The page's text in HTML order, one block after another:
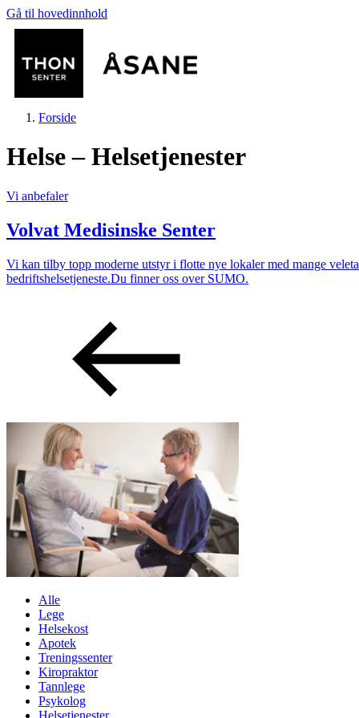
Gå til hovedinnhold
Butikker
Mat og drikke
Helse
Aktiviteter
Tilbud
Kundeklubb
Inspirasjon
Søk
Åpningstider
Forside
Helse – Helsetjenester
Vi anbefaler
Volvat Medisinske Senter
Vi kan tilby topp moderne utstyr i flotte nye lokaler med mange
bedriftshelsetjeneste.Du finner oss over SUMO.
Alle
Lege
Helsekost
Apotek
Treningssenter
Kiropraktor
Tannlege
Psykolog
Helsetjenester